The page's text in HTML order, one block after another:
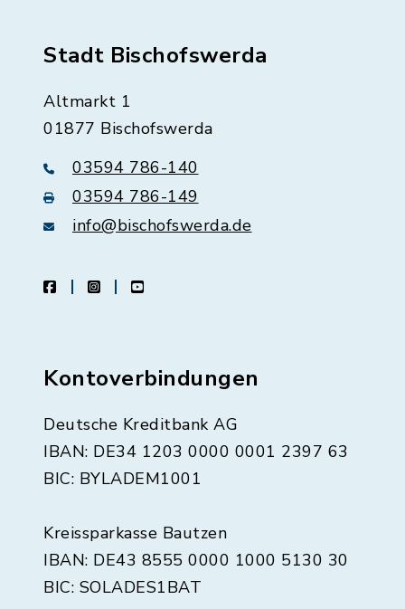
Stadt Bischofswerda
Altmarkt 1
01877 Bischofswerda
03594 786-140
03594 786-149
info@bischofswerda.de
facebookinstagramyoutube
Kontoverbindungen
Deutsche Kreditbank AG
IBAN: DE34 1203 0000 0001 2397 63
BIC: BYLADEM1001
Kreissparkasse Bautzen
IBAN: DE43 8555 0000 1000 5130 30
BIC: SOLADES1BAT